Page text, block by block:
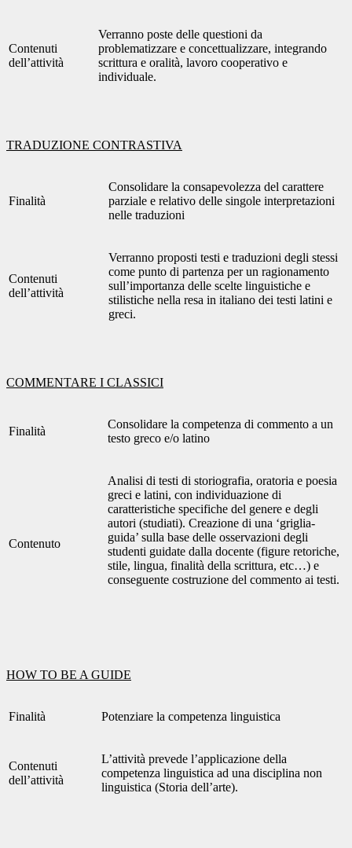
Contenuti
dell’attività
Verranno poste delle questioni da
problematizzare e concettualizzare, integrando
scrittura e oralità, lavoro cooperativo e
individuale.
TRADUZIONE CONTRASTIVA
Finalità
Consolidare la consapevolezza del carattere
parziale e relativo delle singole interpretazioni
nelle traduzioni
Contenuti
dell’attività
Verranno proposti testi e traduzioni degli stessi
come punto di partenza per un ragionamento
sull’importanza delle scelte linguistiche e
stilistiche nella resa in italiano dei testi latini e
greci.
COMMENTARE I CLASSICI
Finalità
Consolidare la competenza di commento a un
testo greco e/o latino
Contenuto
Analisi di testi di storiografia, oratoria e poesia
greci e latini, con individuazione di
caratteristiche specifiche del genere e degli
autori (studiati). Creazione di una ‘griglia-
guida’ sulla base delle osservazioni degli
studenti guidate dalla docente (figure retoriche,
stile, lingua, finalità della scrittura, etc…) e
conseguente costruzione del commento ai testi.
HOW TO BE A GUIDE
Finalità Potenziare la competenza linguistica
Contenuti
dell’attività
L’attività prevede l’applicazione della
competenza linguistica ad una disciplina non
linguistica (Storia dell’arte).